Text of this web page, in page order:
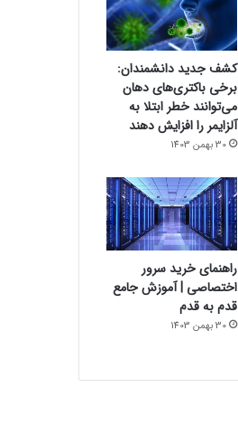
کشف جدید دانشمندان:
برخی باکتری‌های دهان
می‌توانند خطر ابتلا به
آلزایمر را افزایش دهند
30 بهمن 1403
راهنمای خرید سرور
اختصاصی | آموزش جامع
قدم به قدم
30 بهمن 1403